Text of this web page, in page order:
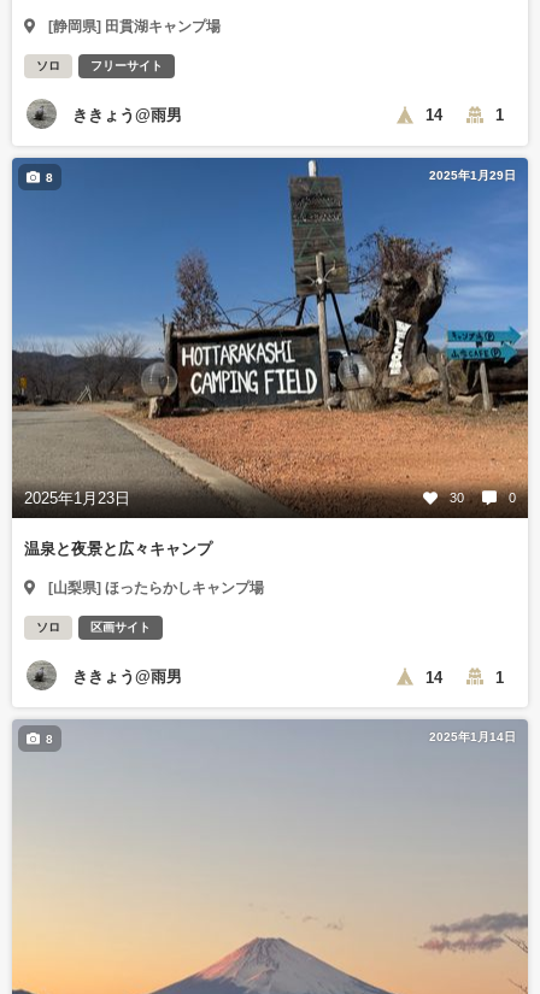
[静岡県] 田貫湖キャンプ場
ソロ フリーサイト
ききょう@雨男 14 1
2025年1月29日
2025年1月23日 30 0
8
温泉と夜景と広々キャンプ
[山梨県] ほったらかしキャンプ場
ソロ 区画サイト
ききょう@雨男 14 1
2025年1月14日
8